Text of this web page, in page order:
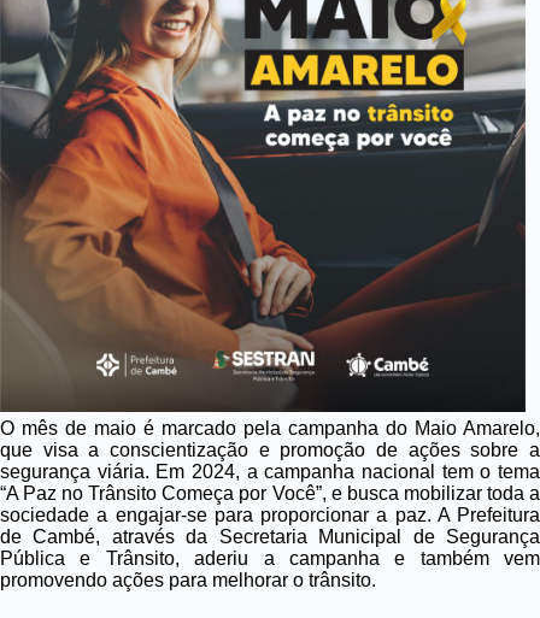
O mês de maio é marcado pela campanha do Maio Amarelo,
que visa a conscientização e promoção de ações sobre a
segurança viária. Em 2024, a campanha nacional tem o tema
“A Paz no Trânsito Começa por Você”, e busca mobilizar toda a
sociedade a engajar-se para proporcionar a paz. A Prefeitura
de Cambé, através da Secretaria Municipal de Segurança
Pública e Trânsito, aderiu a campanha e também vem
promovendo ações para melhorar o trânsito.